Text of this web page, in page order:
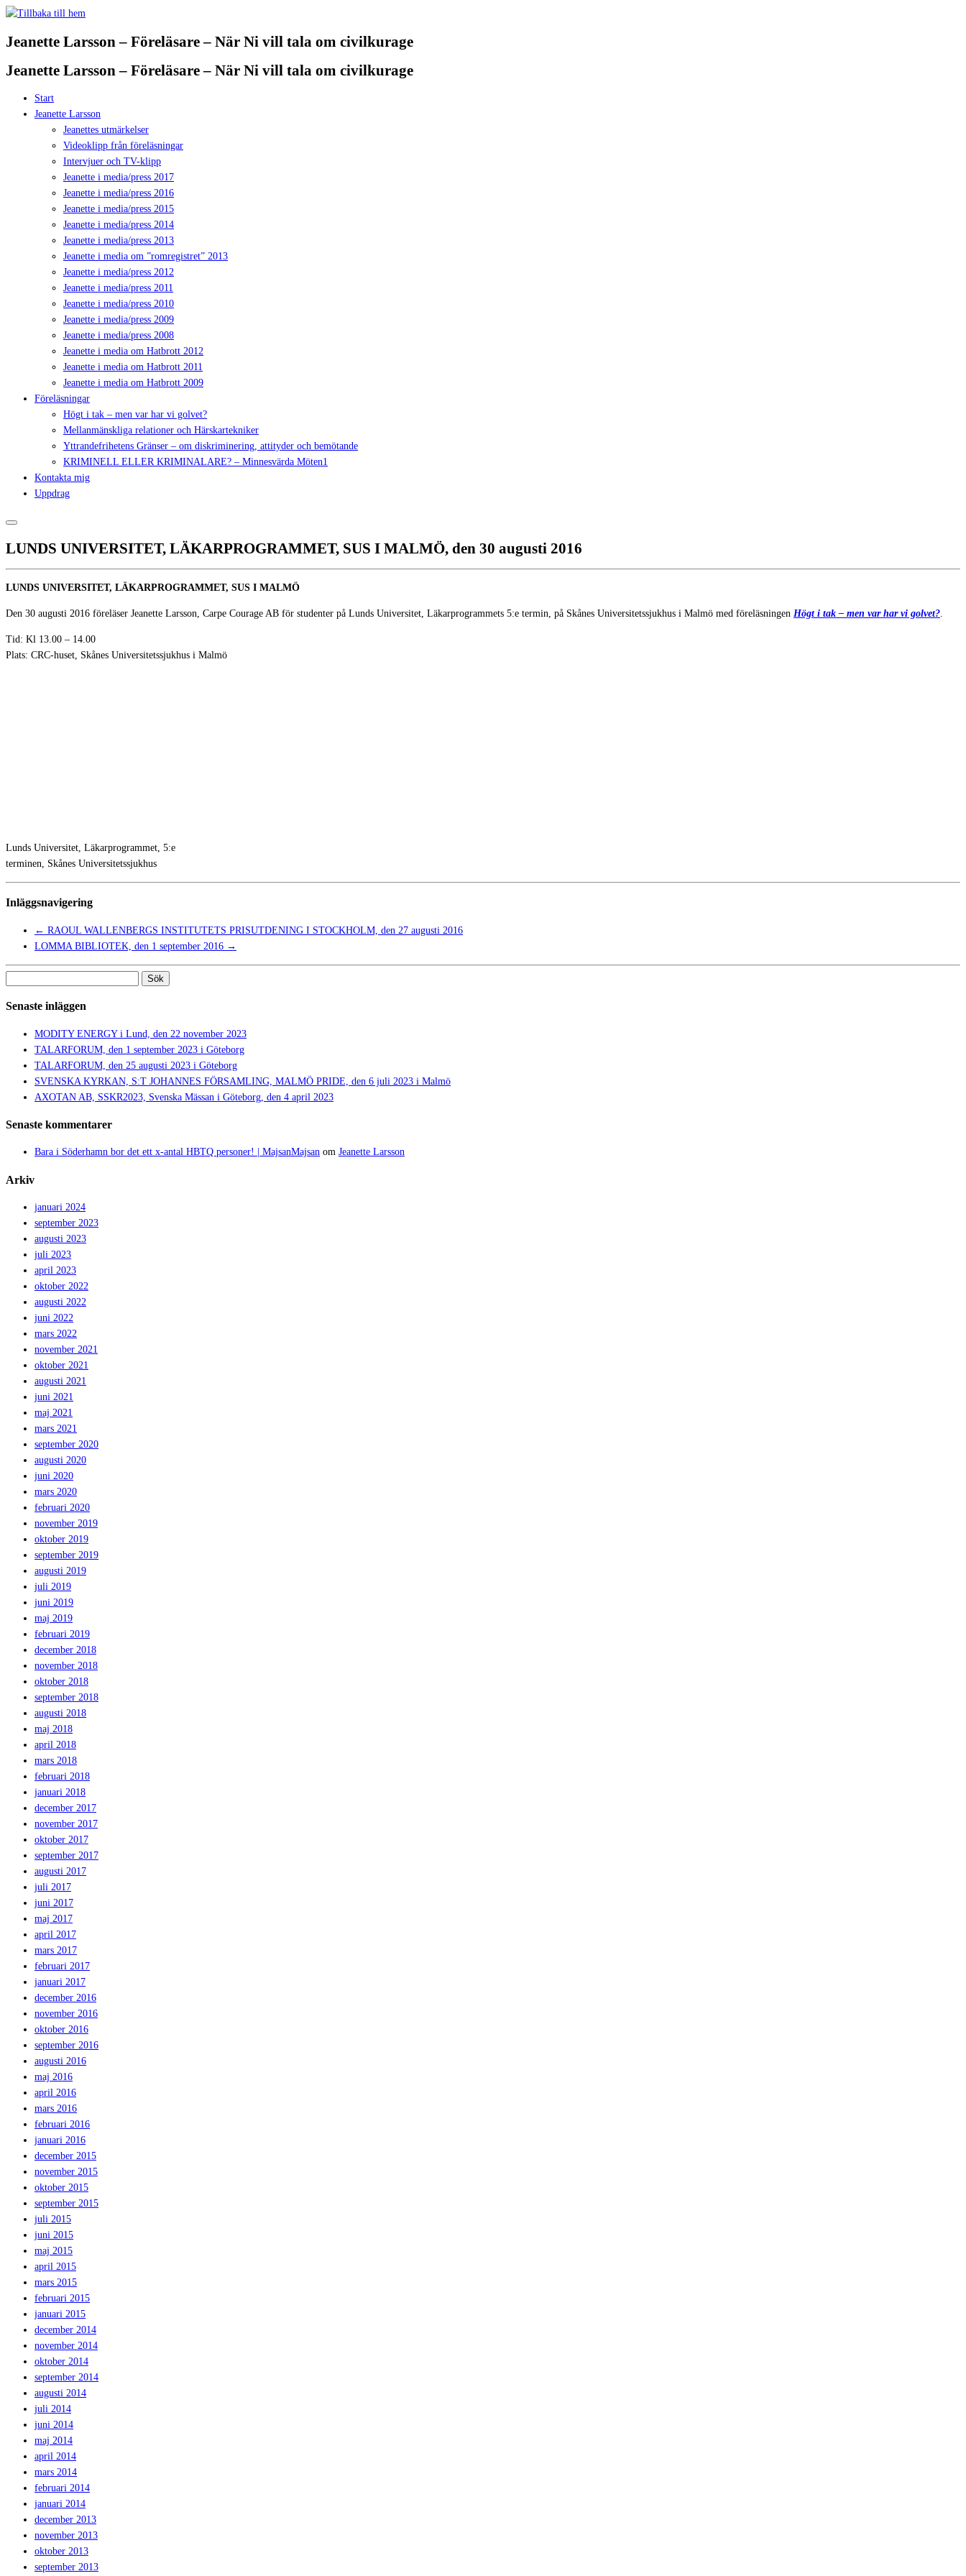
Hoppa
innehåll
Jeanette Larsson – Föreläsare – När Ni vill tala om civilkurage
Jeanette Larsson – Föreläsare – När Ni vill tala om civilkurage
Start
Jeanette Larsson
Jeanettes utmärkelser
Videoklipp från föreläsningar
Intervjuer och TV-klipp
Jeanette i media/press 2017
Jeanette i media/press 2016
Jeanette i media/press 2015
Jeanette i media/press 2014
Jeanette i media/press 2013
Jeanette i media om ”romregistret” 2013
Jeanette i media/press 2012
Jeanette i media/press 2011
Jeanette i media/press 2010
Jeanette i media/press 2009
Jeanette i media/press 2008
Jeanette i media om Hatbrott 2012
Jeanette i media om Hatbrott 2011
Jeanette i media om Hatbrott 2009
Föreläsningar
Högt i tak – men var har vi golvet?
Mellanmänskliga relationer och Härskartekniker
Yttrandefrihetens Gränser – om diskriminering, attityder och bemötande
KRIMINELL ELLER KRIMINALARE? – Minnesvärda Möten1
Kontakta mig
Uppdrag
LUNDS UNIVERSITET, LÄKARPROGRAMMET, SUS I MALMÖ, den 30 augusti 2016
LUNDS UNIVERSITET, LÄKARPROGRAMMET, SUS I MALMÖ
Den 30 augusti 2016 föreläser Jeanette Larsson, Carpe Courage AB för studenter på Lunds Universitet, Läkarprogrammets 5:e termin, på Skånes Universitetssjukhus i Malmö med föreläsningen Högt i tak – men var har vi golvet?.
Tid: Kl 13.00 – 14.00
Plats: CRC-huset, Skånes Universitetssjukhus i Malmö
Lunds Universitet, Läkarprogrammet, 5:e
terminen, Skånes Universitetssjukhus
Inläggsnavigering
← RAOUL WALLENBERGS INSTITUTETS PRISUTDENING I STOCKHOLM, den 27 augusti 2016
LOMMA BIBLIOTEK, den 1 september 2016 →
Senaste inläggen
MODITY ENERGY i Lund, den 22 november 2023
TALARFORUM, den 1 september 2023 i Göteborg
TALARFORUM, den 25 augusti 2023 i Göteborg
SVENSKA KYRKAN, S:T JOHANNES FÖRSAMLING, MALMÖ PRIDE, den 6 juli 2023 i Malmö
AXOTAN AB, SSKR2023, Svenska Mässan i Göteborg, den 4 april 2023
Senaste kommentarer
Bara i Söderhamn bor det ett x-antal HBTQ personer! | MajsanMajsan om Jeanette Larsson
Arkiv
januari 2024
september 2023
augusti 2023
juli 2023
april 2023
oktober 2022
augusti 2022
juni 2022
mars 2022
november 2021
oktober 2021
augusti 2021
juni 2021
maj 2021
mars 2021
september 2020
augusti 2020
juni 2020
mars 2020
februari 2020
november 2019
oktober 2019
september 2019
augusti 2019
juli 2019
juni 2019
maj 2019
februari 2019
december 2018
november 2018
oktober 2018
september 2018
augusti 2018
maj 2018
april 2018
mars 2018
februari 2018
januari 2018
december 2017
november 2017
oktober 2017
september 2017
augusti 2017
juli 2017
juni 2017
maj 2017
april 2017
mars 2017
februari 2017
januari 2017
december 2016
november 2016
oktober 2016
september 2016
augusti 2016
maj 2016
april 2016
mars 2016
februari 2016
januari 2016
december 2015
november 2015
oktober 2015
september 2015
juli 2015
juni 2015
maj 2015
april 2015
mars 2015
februari 2015
januari 2015
december 2014
november 2014
oktober 2014
september 2014
augusti 2014
juli 2014
juni 2014
maj 2014
april 2014
mars 2014
februari 2014
januari 2014
december 2013
november 2013
oktober 2013
september 2013